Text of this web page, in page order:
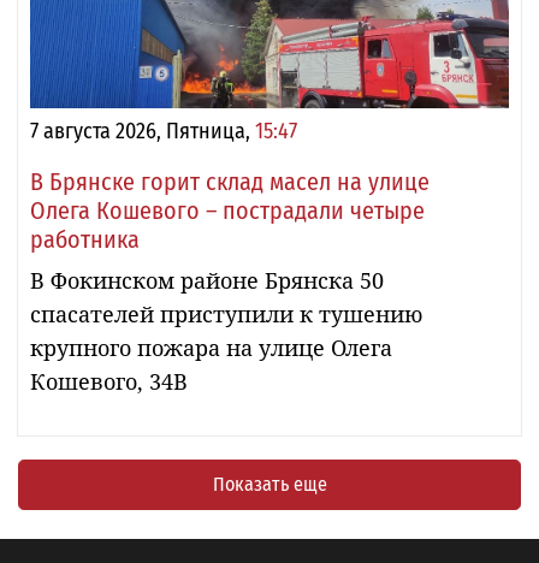
7 августа 2026, Пятница, 15:47
В Брянске горит склад масел на улице
Олега Кошевого – пострадали четыре
работника
В Фокинском районе Брянска 50
спасателей приступили к тушению
крупного пожара на улице Олега
Кошевого, 34В
Показать еще